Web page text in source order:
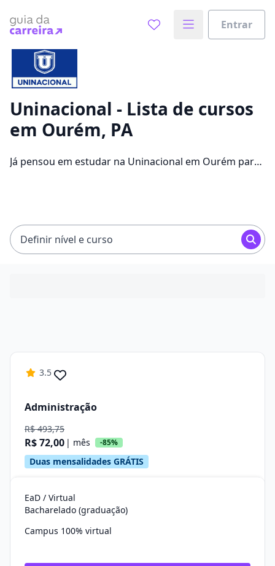
Entrar
Vamos te guiar no caminho ideal para seus estudos
Uninacional - Lista de cursos
em Ourém, PA
Já pensou em estudar na Uninacional em Ourém para
Definir nível e curso
3.5
Administração
R$ 493,75
R$ 72,00 | mês -85%
Duas mensalidades GRÁTIS
EaD / Virtual
Bacharelado (graduação)
Campus 100% virtual